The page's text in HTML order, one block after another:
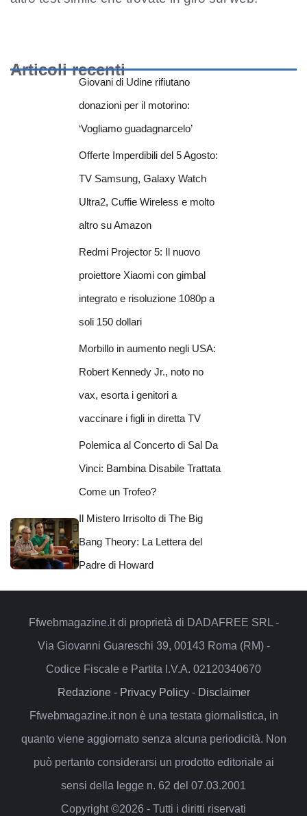
Articoli recenti
Giovani di Udine rifiutano
donazioni per il motorino:
‘Vogliamo guadagnarcelo’
Offerte Imperdibili del 5 Agosto:
TV Samsung, Galaxy Watch
Ultra2, Cuffie Wireless e molto
altro su Amazon
Redmi Projector 5: Il nuovo
proiettore Xiaomi con gimbal
integrato e risoluzione 1080p a
soli 150 dollari
Morbillo in aumento negli USA:
Robert Kennedy Jr., noto no
vax, esorta i genitori a
vaccinare i figli in diretta TV
Polemica al Concerto di Sal Da
Vinci: Bambina Disabile Trattata
Come un Trofeo?
Il Mistero Irrisolto di The Big
Bang Theory: La Lettera del
Padre di Howard
Ffwebmagazine.it di proprietà di DADAFREE SRL -
Via Giovanni Guareschi 39, 00143 Roma (RM) -
Codice Fiscale e Partita I.V.A. 02120340670
Redazione- Privacy Policy- Disclaimer
Ffwebmagazine.it non è una testata giornalistica, in
quanto viene aggiornato senza alcuna periodicità. Non
può pertanto considerarsi un prodotto editoriale ai
sensi della legge n. 62 del 07.03.2001
Copyright ©2026 - Tutti i diritti riservati